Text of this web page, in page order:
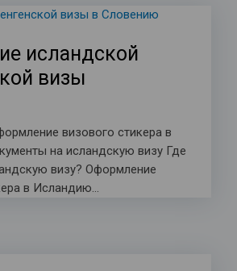
исландской
визы
визового стикера в
на исландскую визу Где
визу? Оформление
в Исландию…